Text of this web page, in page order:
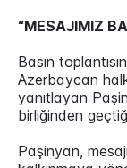
“MESAJIMIZ
Basın
Azerbaycan
yanıtlayan
birliğinden
Paşinyan,